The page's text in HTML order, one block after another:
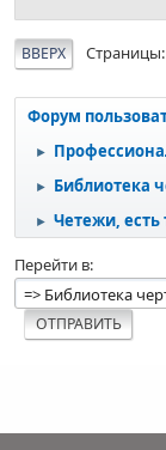
ВВЕРХ Страницы
Форум
►
► Библиотека
► Четежи, есть
Перейти в